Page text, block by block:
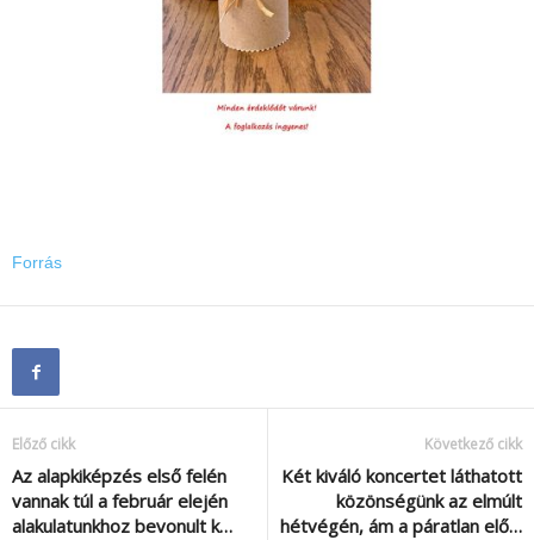
Forrás
Előző cikk
Az alapkiképzés első felén
vannak túl a február elején
alakulatunkhoz bevonult k…
Következő cikk
Két kiváló koncertet láthatott
közönségünk az elmúlt
hétvégén, ám a páratlan elő…